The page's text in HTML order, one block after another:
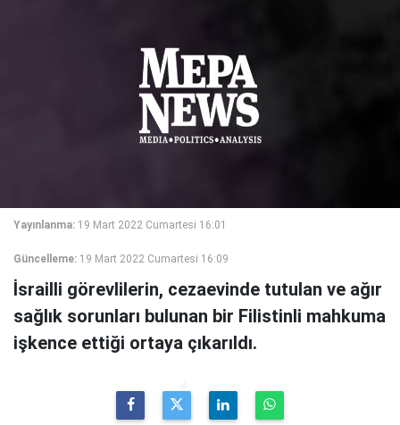
Yayınlanma: 19 Mart 2022 Cumartesi 16:01
Güncelleme: 19 Mart 2022 Cumartesi 16:09
İsrailli görevlilerin, cezaevinde tutulan ve ağır
sağlık sorunları bulunan bir Filistinli mahkuma
işkence ettiği ortaya çıkarıldı.